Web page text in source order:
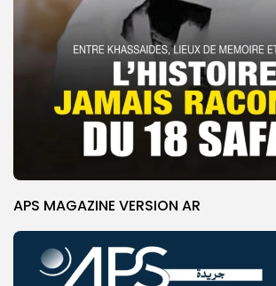
APS MAGAZINE VERSION AR